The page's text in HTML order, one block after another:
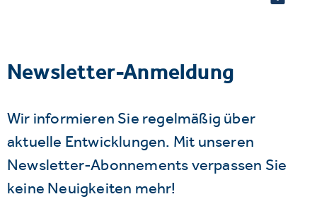
Newsletter-Anmeldung
Wir informieren Sie regelmäßig über
aktuelle Entwicklungen. Mit unseren
Newsletter-Abonnements verpassen Sie
keine Neuigkeiten mehr!